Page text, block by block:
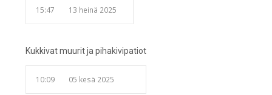
15:47 13 heinä 2025
Kukkivat muurit ja pihakivipatiot
10:09 05 kesä 2025